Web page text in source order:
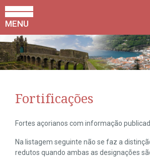
MENU
Fortificações
Fortes açorianos com informação
Na listagem seguinte não se faz a
redutos quando ambas as designações